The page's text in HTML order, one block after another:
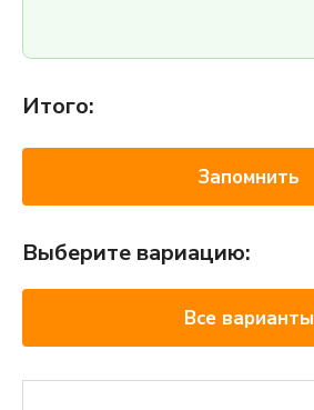
Итого:
Запомнить
Выберите вариацию:
Все варианты